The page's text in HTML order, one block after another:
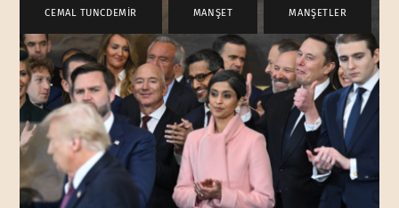
CEMAL TUNCDEMİR MANŞET MANŞETLER